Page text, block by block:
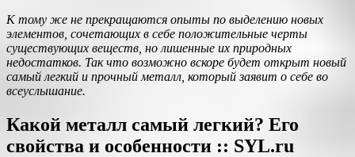
К тому же не прекращаются опыты по выделению новых
элементов, сочетающих в себе положительные черты
существующих веществ, но лишенные их природных
недостатков. Так что возможно вскоре будет открыт новый
самый легкий и прочный металл, который заявит о себе во
всеуслышание.
Какой металл самый легкий? Его
свойства и особенности :: SYL.ru